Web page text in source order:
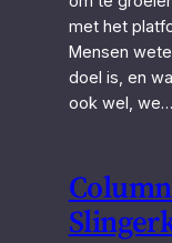
met het
Mensen
doel is, en
ook wel, we…